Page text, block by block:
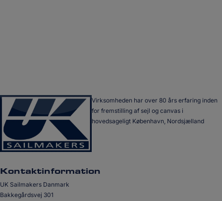
Virksomheden har over 80 års erfaring inden
for fremstilling af sejl og canvas i
hovedsageligt København, Nordsjælland
Kontaktinformation
UK Sailmakers Danmark
Bakkegårdsvej 301